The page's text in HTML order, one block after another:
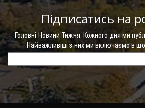
Підписатись на
Головні Новини Тижня. Кожного дня ми
Найважливіші з них ми включаємо в